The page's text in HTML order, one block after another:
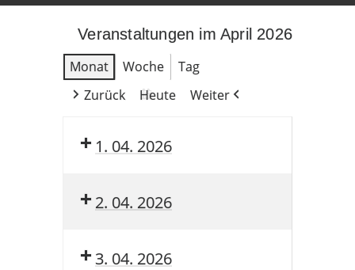
Veranstaltungen im April 2026
Monat
Woche
Tag
Zurück
Heute Weiter
1. 04. 2026
2. 04. 2026
3. 04. 2026